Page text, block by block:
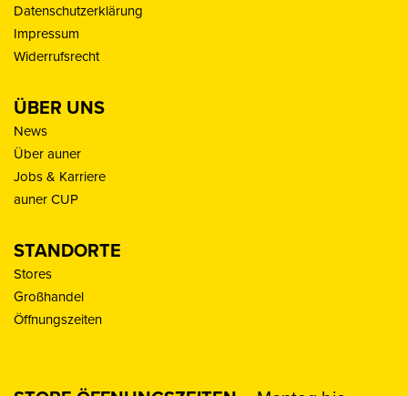
Datenschutzerklärung
Impressum
Widerrufsrecht
ÜBER UNS
News
Über auner
Jobs & Karriere
auner CUP
STANDORTE
Stores
Großhandel
Öffnungszeiten